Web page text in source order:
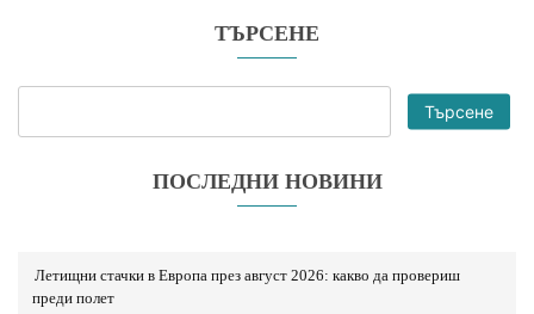
ТЪРСЕНЕ
Търсене
ПОСЛЕДНИ НОВИНИ
Летищни стачки в Европа през август 2026: какво да провериш
преди полет